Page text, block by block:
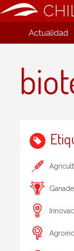
Actualidad